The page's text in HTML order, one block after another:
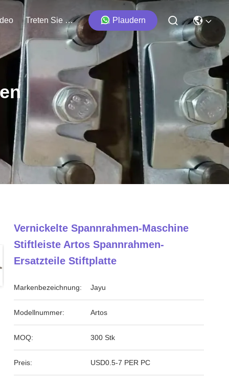
Treten Sie Mit Uns In Verbindung Plaudern
Vernickelte Spannrahmen-Maschine
Stiftleiste Artos Spannrahmen-
Ersatzteile Stiftplatte
Markenbezeichnung: Jayu
Modellnummer: Artos
MOQ: 300 Stk
Preis: USD0.5-7 PER PC